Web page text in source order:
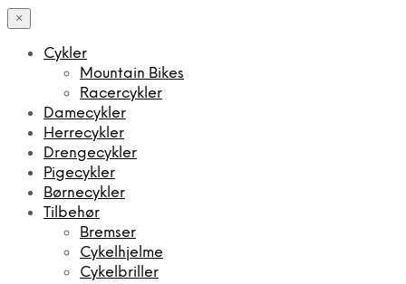
×
Cykler
Mountain Bikes
Racercykler
Damecykler
Herrecykler
Drengecykler
Pigecykler
Børnecykler
Tilbehør
Bremser
Cykelhjelme
Cykelbriller